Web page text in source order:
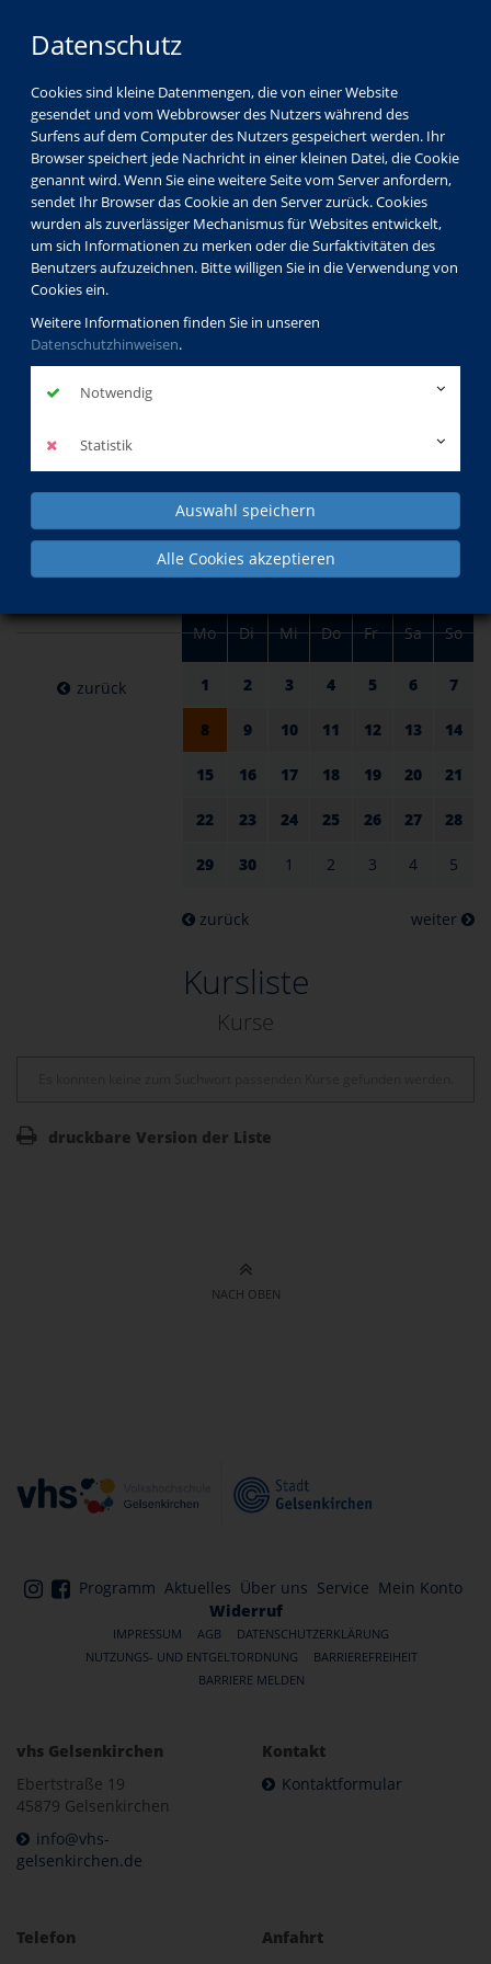
Datenschutz
Cookies sind kleine Datenmengen, die von einer Website
gesendet und vom Webbrowser des Nutzers während des
Surfens auf dem Computer des Nutzers gespeichert werden. Ihr
Browser speichert jede Nachricht in einer kleinen Datei, die Cookie
genannt wird. Wenn Sie eine weitere Seite vom Server anfordern,
sendet Ihr Browser das Cookie an den Server zurück. Cookies
wurden als zuverlässiger Mechanismus für Websites entwickelt,
um sich Informationen zu merken oder die Surfaktivitäten des
Benutzers aufzuzeichnen. Bitte willigen Sie in die Verwendung von
Cookies ein.
Weitere Informationen finden Sie in unseren
Datenschutzhinweisen.
Notwendig
Statistik
Auswahl speichern
Alle Cookies akzeptieren
LOGIN MENÜ
im April
Mo Di Mi Do Fr Sa So
1 2 3 4 5 6 7
8 9 10 11 12 13 14
15 16 17 18 19 20 21
22 23 24 25 26 27 28
29 30 1 2 3 4 5
zurück weiter
am 08.
2024
zurück
Kursliste
Kurse
druckbare Version der Liste
NACH OBEN
Programm Aktuelles Über uns Service Mein Konto
Widerruf
IMPRESSUM AGB
DATENSCHUTZERKLÄRUNG
NUTZUNGS- UND ENTGELTORDNUNG
BARRIEREFREIHEIT
BARRIERE MELDEN
vhs Gelsenkirchen
Ebertstraße 19
45879 Gelsenkirchen
info@vhs-
gelsenkirchen.de
Kontakt
Kontaktformular
Telefon
Anfahrt